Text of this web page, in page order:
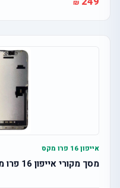
אייפון 16 פרו מקס
מסך מקורי אייפון 16 פרו מקס